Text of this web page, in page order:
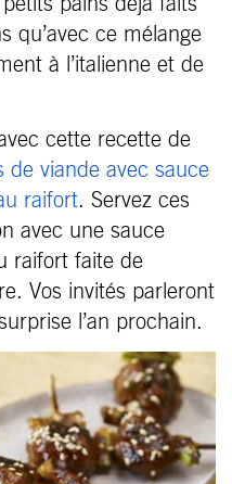
qu’avec ce mélange
à l’italienne et de
cette recette de
de viande avec sauce
raifort. Servez ces
avec une sauce
raifort faite de
Vos invités parleront
l’an prochain.